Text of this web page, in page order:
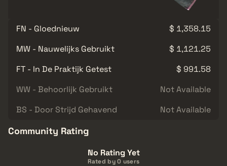
FN - Gloednieuw
$ 1,358.15
MW - Nauwelijks Gebruikt
$ 1,121.25
FT - In De Praktijk Getest
$ 991.58
WW - Behoorlijk Gebruikt
Not Available
BS - Door Strijd Gehavend
Not Available
Community Rating
No Rating Yet
Rated by 0 users